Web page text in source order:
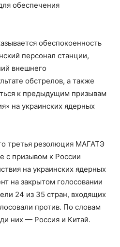
обеспечения
обеспокоенность
персонал станции,
внешнего
обстрелов, а также
к предыдущим призывам
на украинских ядерных
третья резолюция МАГАТЭ
с призывом к России
на украинских ядерных
на закрытом голосовании
24 из 35 стран, входящих
против. По словам
них — Россия и Китай.